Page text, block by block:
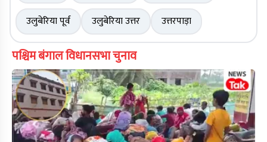
उलुबेरिया पूर्व
उलुबेरिया उत्तर उत्तरपाड़ा
पश्चिम बंगाल विधानसभा चुनाव